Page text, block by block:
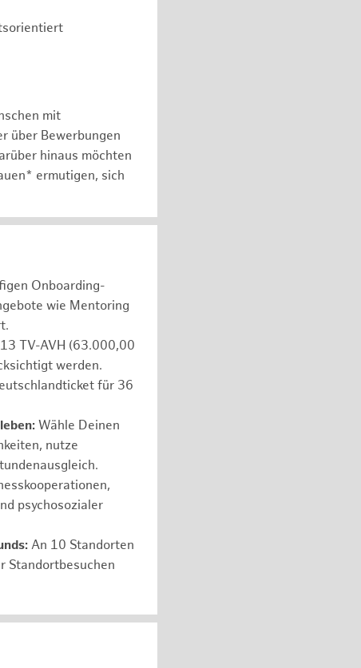
mit
über Bewerbungen
hinaus möchten
ermutigen, sich
Onboarding-
wie Mentoring
TV-AVH (63.000,00
werden.
für 36
Wähle Deinen
nutze
psychosozialer
An 10 Standorten
Standortbesuchen